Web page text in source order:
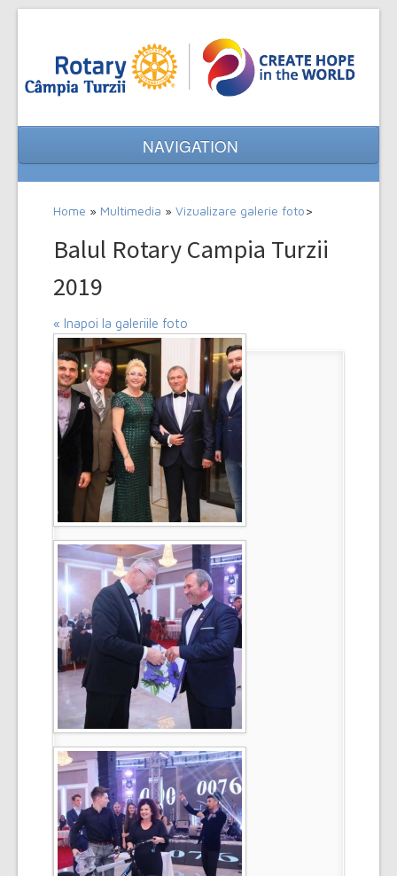
NAVIGATION
Home
Despre noi
Evenimente
Proiecte
Multimedia
Contact
Select Language▼
Home » Multimedia » Vizualizare galerie foto>
Balul Rotary Campia Turzii
2019
« Inapoi la galeriile foto